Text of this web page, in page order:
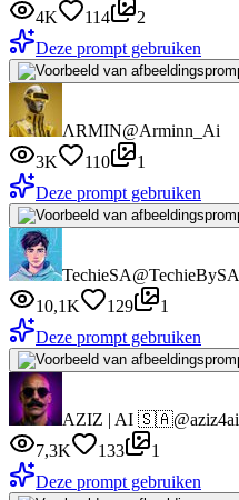
4K
114
2
Deze prompt gebruiken
ΛRMIN@Arminn_Ai
3K
110
1
Deze prompt gebruiken
TechieSA@TechieBySA
10,1K
129
1
Deze prompt gebruiken
AZIZ | AI 🇸🇦@aziz4ai
7,3K
133
1
Deze prompt gebruiken